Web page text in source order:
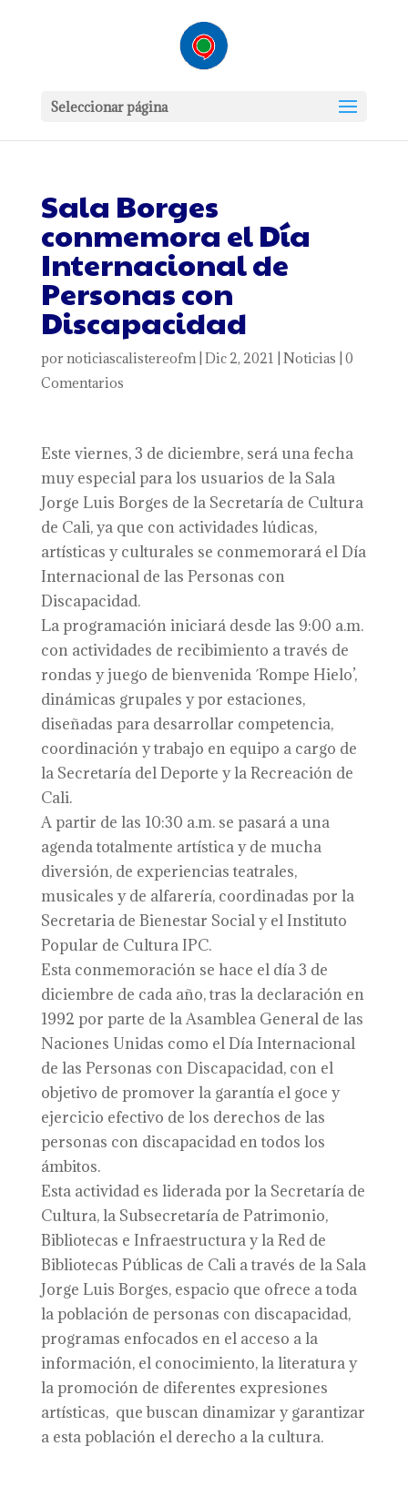
Seleccionar página
Sala Borges
conmemora el Día
Internacional de
Personas con
Discapacidad
por noticiascalistereofm| Dic 2, 2021 Noticias 0
Comentarios
Este viernes, 3 de diciembre, será una fecha
muy especial para los usuarios de la Sala
Jorge Luis Borges de la Secretaría de Cultura
de Cali, ya que con actividades lúdicas,
artísticas y culturales se conmemorará el Día
Internacional de las Personas con
Discapacidad.
La programación iniciará desde las 9:00 a.m.
con actividades de recibimiento a través de
rondas y juego de bienvenida ´Rompe Hielo’,
dinámicas grupales y por estaciones,
diseñadas para desarrollar competencia,
coordinación y trabajo en equipo a cargo de
la Secretaría del Deporte y la Recreación de
Cali.
A partir de las 10:30 a.m. se pasará a una
agenda totalmente artística y de mucha
diversión, de experiencias teatrales,
musicales y de alfarería, coordinadas por la
Secretaria de Bienestar Social y el Instituto
Popular de Cultura IPC.
Esta conmemoración se hace el día 3 de
diciembre de cada año, tras la declaración en
1992 por parte de la Asamblea General de las
Naciones Unidas como el Día Internacional
de las Personas con Discapacidad, con el
objetivo de promover la garantía el goce y
ejercicio efectivo de los derechos de las
personas con discapacidad en todos los
ámbitos.
Esta actividad es liderada por la Secretaría de
Cultura, la Subsecretaría de Patrimonio,
Bibliotecas e Infraestructura y la Red de
Bibliotecas Públicas de Cali a través de la Sala
Jorge Luis Borges, espacio que ofrece a toda
la población de personas con discapacidad,
programas enfocados en el acceso a la
información, el conocimiento, la literatura y
la promoción de diferentes expresiones
artísticas, que buscan dinamizar y garantizar
a esta población el derecho a la cultura.